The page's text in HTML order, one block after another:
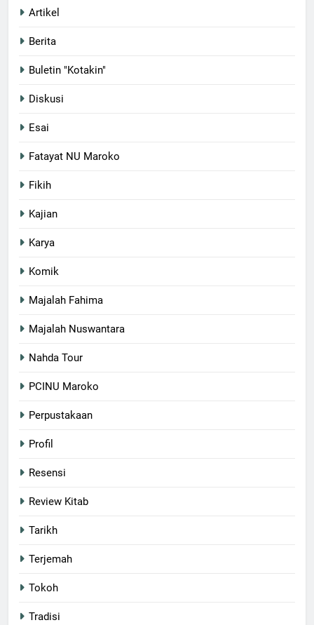
Artikel
Berita
Buletin "Kotakin"
Diskusi
Esai
Fatayat NU Maroko
Fikih
Kajian
Karya
Komik
Majalah Fahima
Majalah Nuswantara
Nahda Tour
PCINU Maroko
Perpustakaan
Profil
Resensi
Review Kitab
Tarikh
Terjemah
Tokoh
Tradisi